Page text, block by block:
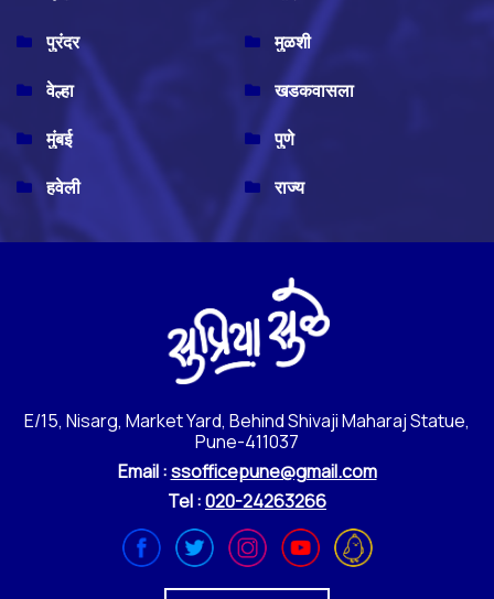
पुरंदर
मुळशी
वेल्हा
खडकवासला
मुंबई
पुणे
हवेली
राज्य
E/15, Nisarg, Market Yard, Behind Shivaji Maharaj Statue,
Pune-411037
Email :ssofficepune@gmail.com
Tel :020-24263266